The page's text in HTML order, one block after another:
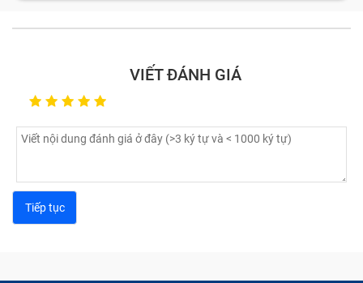
Hình ảnh hiển thị sai tông màu (loang, nhòe màu).
Màn hình xuất hiện các sọc, đốm màu, đốm sáng.
đen.
VIẾT ĐÁNH GIÁ